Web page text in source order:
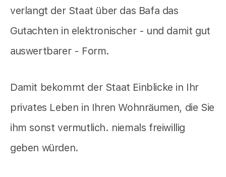
verlangt der Staat über das Bafa das
Gutachten in elektronischer - und damit gut
auswertbarer - Form.
Damit bekommt der Staat Einblicke in Ihr
privates Leben in Ihren Wohnräumen, die Sie
ihm sonst vermutlich. niemals freiwillig
geben würden.